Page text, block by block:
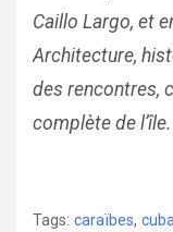
Caillo Largo, et
Architecture,
des rencontres,
complète de l’île.
Tags: caraïbes, cuba